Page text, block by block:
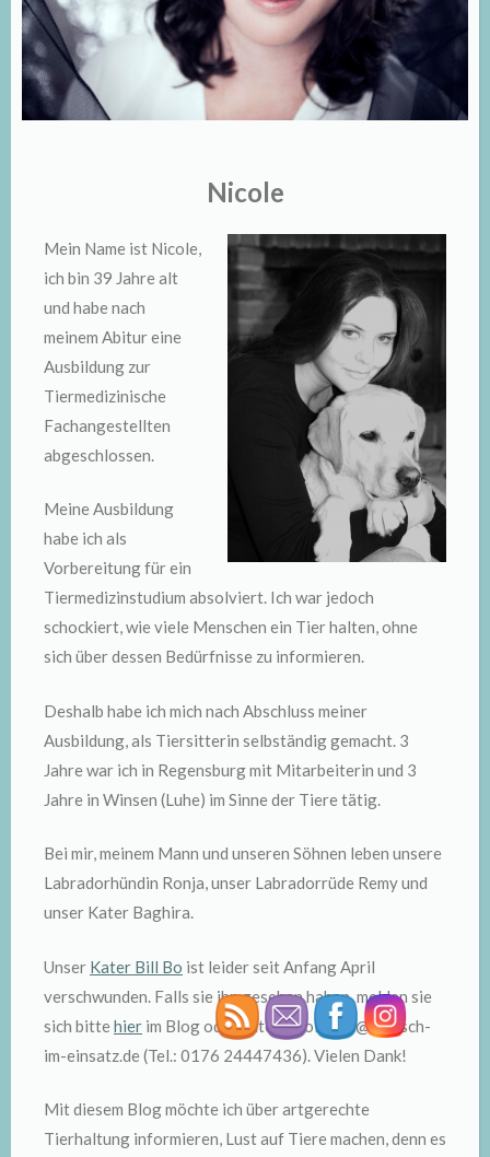
Nicole
Mein Name ist Nicole,
ich bin 39 Jahre alt
und habe nach
meinem Abitur eine
Ausbildung zur
Tiermedizinische
Fachangestellten
abgeschlossen.
Meine Ausbildung
habe ich als
Vorbereitung für ein
Tiermedizinstudium absolviert. Ich war jedoch
schockiert, wie viele Menschen ein Tier halten, ohne
sich über dessen Bedürfnisse zu informieren.
Deshalb habe ich mich nach Abschluss meiner
Ausbildung, als Tiersitterin selbständig gemacht. 3
Jahre war ich in Regensburg mit Mitarbeiterin und 3
Jahre in Winsen (Luhe) im Sinne der Tiere tätig.
Bei mir, meinem Mann und unseren Söhnen leben unsere
Labradorhündin Ronja, unser Labradorrüde Remy und
unser Kater Baghira.
Unser Kater Bill Bo ist leider seit Anfang April
verschwunden. Falls sie ihn gesehen haben, melden sie
sich bittehier im Blog oder unter nicole.wid@tierisch-
im-einsatz.de (Tel.: 0176 24447436). Vielen Dank!
Mit diesem Blog möchte ich über artgerechte
Tierhaltung informieren, Lust auf Tiere machen, denn es